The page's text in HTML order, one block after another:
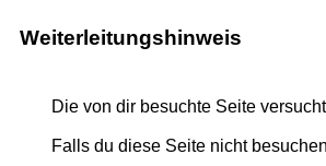
Weiterleitungshinweis
Die von dir besuchte Seite
Falls du diese Seite nicht